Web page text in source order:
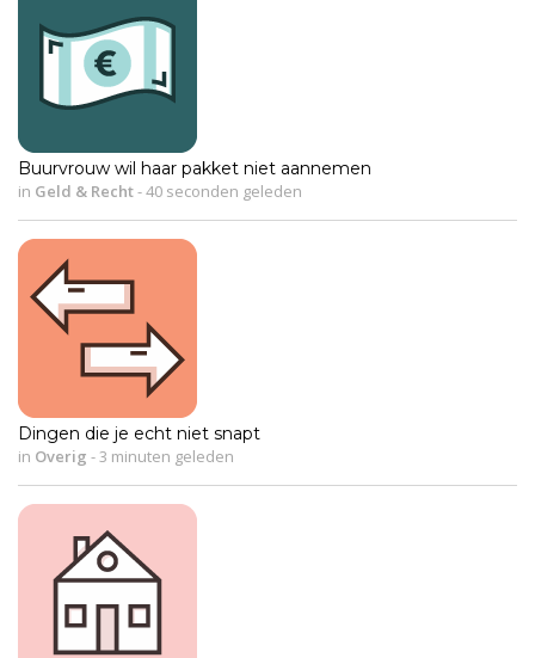
Buurvrouw wil haar pakket niet aannemen
in Geld & Recht-40 seconden geleden
Dingen die je echt niet snapt
in Overig - 3 minuten geleden